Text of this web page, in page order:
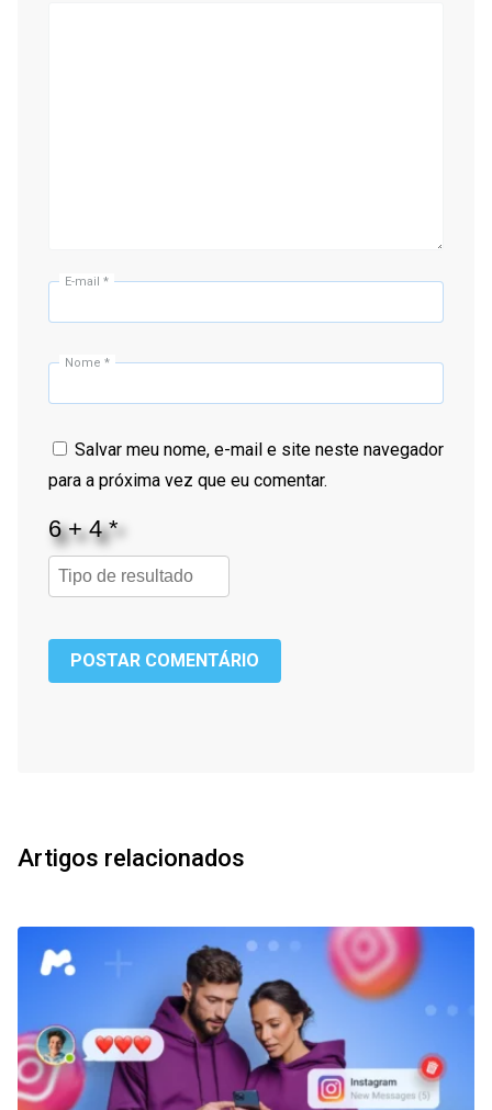
E-mail *
Nome *
Salvar meu nome, e-mail e site neste navegador
para a próxima vez que eu comentar.
POSTAR COMENTÁRIO
Artigos relacionados